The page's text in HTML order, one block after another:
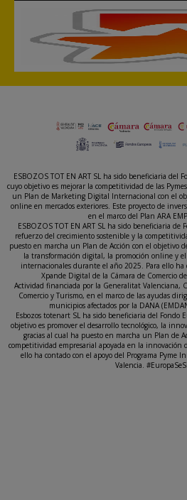
ESBOZOS TOT EN ART SL ha sido beneficiaria del
cuyo objetivo es mejorar la competitividad de las
un Plan de Marketing Digital Internacional con el
online en mercados exteriores. Este proyecto de
en el marco del Plan ARA
ESBOZOS TOT EN ART SL ha sido beneficiaria de
refuerzo del crecimiento sostenible y la
puesto en marcha un Plan de Acción con el objetivo
la transformación digital, la promoción online y el
internacionales durante el año 2025. Para ello ha
Xpande Digital de la Cámara de Comercio
Actividad financiada por la Generalitat Valenciana,
Comercio y Turismo, en el marco de las ayudas
municipios afectados por la DANA
Esbozos totenart SL ha sido beneficiaria del Fondo
objetivo es promover el desarrollo tecnológico, la
gracias al cual ha puesto en marcha un Plan de
competitividad empresarial apoyada en la innovación
ello ha contado con el apoyo del Programa Pyme
Valencia.